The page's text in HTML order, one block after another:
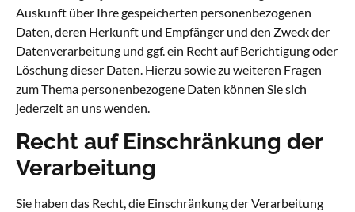
Auskunft über Ihre gespeicherten personenbezogenen
Daten, deren Herkunft und Empfänger und den Zweck der
Datenverarbeitung und ggf. ein Recht auf Berichtigung oder
Löschung dieser Daten. Hierzu sowie zu weiteren Fragen
zum Thema personenbezogene Daten können Sie sich
jederzeit an uns wenden.
Recht auf Einschränkung der
Verarbeitung
Sie haben das Recht, die Einschränkung der Verarbeitung